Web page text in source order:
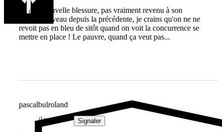
28 ans, nouvelle blessure, pas vraiment revenu à son
meilleur niveau depuis la précédente, je crains qu'on ne ne
revoit pas en bleu de sitôt quand on voit la concurrence se
mettre en place ! Le pauvre, quand ça veut pas...
pascalbulroland
il y a 2 ans Signaler